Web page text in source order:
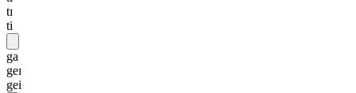
tɪ
ti
ga
geɪ
gei